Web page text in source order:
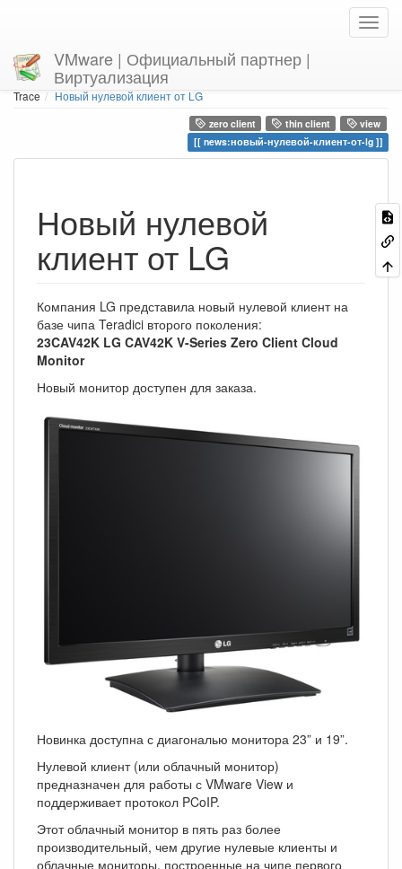
VMware | Официальный партнер |
Виртуализация
You are here Homenews
Новый нулевой клиент от LG
Trace
Новый нулевой клиент от LG
zero client thin client
view
news:новый-нулевой-клиент-от-lg
Новый нулевой
клиент от LG
Компания LG представила новый нулевой клиент на
базе чипа Teradici второго поколения:
23CAV42K LG CAV42K V-Series Zero Client Cloud
Monitor
Новый монитор доступен для заказа.
Новинка доступна с диагональю монитора 23” и 19”.
Нулевой клиент (или облачный монитор)
предназначен для работы с VMware View и
поддерживает протокол PCoIP.
Этот облачный монитор в пять раз более
производительный, чем другие нулевые клиенты и
облачные мониторы, построенные на чипе первого